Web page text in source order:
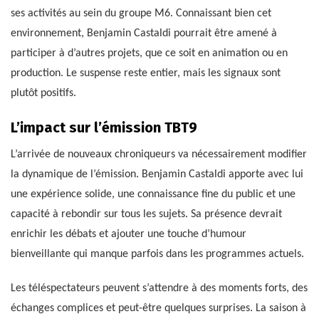
ses activités au sein du groupe M6. Connaissant bien cet
environnement, Benjamin Castaldi pourrait être amené à
participer à d’autres projets, que ce soit en animation ou en
production. Le suspense reste entier, mais les signaux sont
plutôt positifs.
L’impact sur l’émission TBT9
L’arrivée de nouveaux chroniqueurs va nécessairement modifier
la dynamique de l’émission. Benjamin Castaldi apporte avec lui
une expérience solide, une connaissance fine du public et une
capacité à rebondir sur tous les sujets. Sa présence devrait
enrichir les débats et ajouter une touche d’humour
bienveillante qui manque parfois dans les programmes actuels.
Les téléspectateurs peuvent s’attendre à des moments forts, des
échanges complices et peut-être quelques surprises. La saison à